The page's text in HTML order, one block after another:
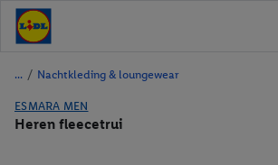
/ Nachtkleding & loungewear
ESMARA MEN
Heren fleecetrui